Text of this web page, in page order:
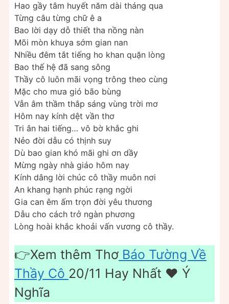
Hao gầy tâm huyết năm dài tháng qua
Từng câu từng chữ ê a
Bao lời dạy dỗ thiết tha nồng nàn
Mõi mòn khuya sớm gian nan
Nhiều đêm tắt tiếng ho khan quặn lòng
Bao thế hệ đã sang sông
Thầy cô luôn mãi vọng trông theo cùng
Mặc cho mưa gió bão bùng
Vẫn âm thầm thắp sáng vùng trời mơ
Hôm nay kính dệt vần thơ
Tri ân hai tiếng… vô bờ khắc ghi
Nẻo đời dẫu có thịnh suy
Dù bao gian khó mãi ghi ơn dầy
Mừng ngày nhà giáo hôm nay
Kính dâng lời chúc cô thầy muôn nơi
An khang hạnh phúc rạng ngời
Gia can êm ấm trọn đời yêu thương
Dẫu cho cách trở ngàn phương
Lòng hoài khắc khoải vấn vương cô thầy.
👉Xem thêm Thơ Báo Tường Về
Thầy Cô 20/11 Hay Nhất ❤️ Ý
Nghĩa